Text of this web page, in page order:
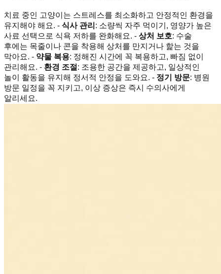
치료 중인 고양이는 스트레스를 최소화하고 안정적인 환경을
유지해야 해요. - 식사 관리 : 소량씩 자주 먹이기, 영양가 높은
사료 선택으로 식욕 저하를 완화해요. - 상처 보호: 수술
후에는 목줄이나 콘을 착용해 상처를 만지거나 핥는 것을
막아요. - 약물 복용: 정해진 시간에 꼭 복용하고, 빠짐 없이
관리해요. - 환경 조절 : 조용한 공간을 제공하고, 일상적인
놀이 활동을 유지해 정서적 안정을 도와요. - 정기 방문: 병원
방문 일정을 꼭 지키고, 이상 증상은 즉시 수의사에게
알리세요.